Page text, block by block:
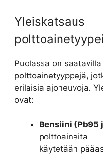
Yleiskatsaus
Puolassa on
polttoainetyyppejä,
erilaisia ajoneuvoja.
ovat:
Bensiini (Pb95
polttoaineita
käytetään